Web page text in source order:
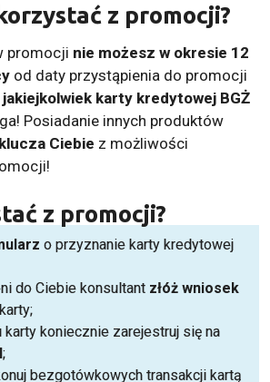
z promocji?
promocji nie możesz w okresie 12
od daty przystąpienia do promocji
karty kredytowej BGŻ
Posiadanie innych produktów
Ciebie z możliwości
z promocji?
o przyznanie karty kredytowej
do Ciebie konsultant złóż wniosek
karty koniecznie zarejestruj się na
;
bezgotówkowych transakcji kartą